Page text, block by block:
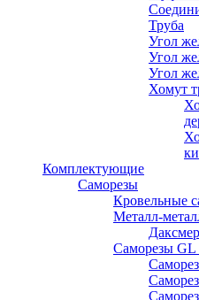
Труба
Угол
Угол
Угол
Хомут
Комплектующие
Саморезы
Кровельные
Металл-
Саморезы GL